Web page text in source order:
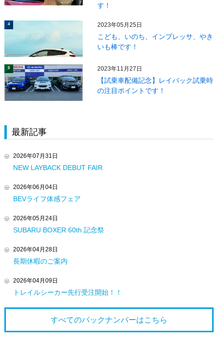
す！
4 2023年05月25日
こども、いのち、インプレッサ、やき
いも棒です！
5 2023年11月27日
【試乗車配備記念】レイバック試乗時
の注目ポイントです！
最新記事
2026年07月31日
NEW LAYBACK DEBUT FAIR
2026年06月04日
BEVライフ体感フェア
2026年05月24日
SUBARU BOXER 60th 記念祭
2026年04月28日
長期休暇のご案内
2026年04月09日
トレイルシーカー先行受注開始！！
すべてのバックナンバーはこちら